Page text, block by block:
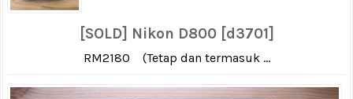
[SOLD] Nikon D800 [d3701]
RM2180 (Tetap dan termasuk ...